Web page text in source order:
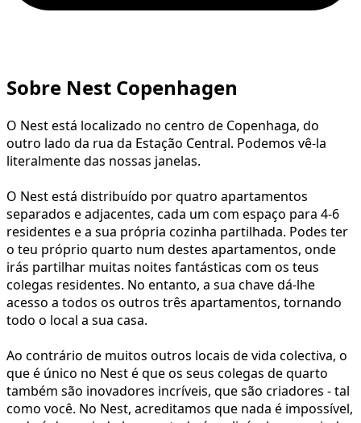
Sobre Nest Copenhagen
O Nest está localizado no centro de Copenhaga, do
outro lado da rua da Estação Central. Podemos vê-la
literalmente das nossas janelas.
O Nest está distribuído por quatro apartamentos
separados e adjacentes, cada um com espaço para 4-6
residentes e a sua própria cozinha partilhada. Podes ter
o teu próprio quarto num destes apartamentos, onde
irás partilhar muitas noites fantásticas com os teus
colegas residentes. No entanto, a sua chave dá-lhe
acesso a todos os outros três apartamentos, tornando
todo o local a sua casa.
Ao contrário de muitos outros locais de vida colectiva, o
que é único no Nest é que os seus colegas de quarto
também são inovadores incríveis, que são criadores - tal
como você. No Nest, acreditamos que nada é impossível,